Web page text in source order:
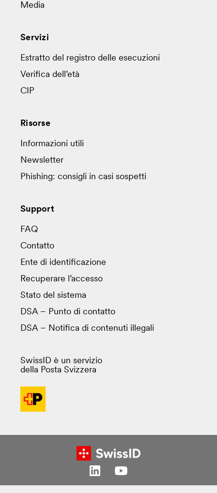
Media
Servizi
Estratto del registro delle esecuzioni
Verifica dell’età
CIP
Risorse
Informazioni utili
Newsletter
Phishing: consigli in casi sospetti
Support
FAQ
Contatto
Ente di identificazione
Recuperare l’accesso
Stato del sistema
DSA – Punto di contatto
DSA – Notifica di contenuti illegali
SwissID è un servizio
della Posta Svizzera